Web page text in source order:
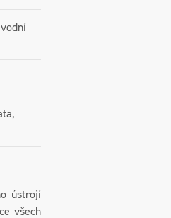
ústrojí
všech